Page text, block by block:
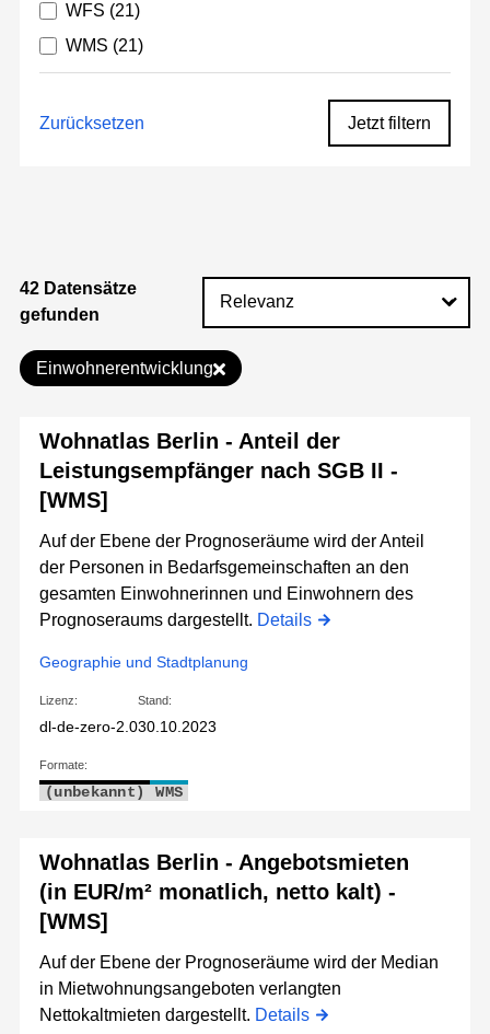
WFS (21)
WMS (21)
Zurücksetzen Jetzt filtern
42 Datensätze
gefunden
Einwohnerentwicklung
Wohnatlas Berlin - Anteil der
Leistungsempfänger nach SGB II -
[WMS]
Auf der Ebene der Prognoseräume wird der Anteil
der Personen in Bedarfsgemeinschaften an den
gesamten Einwohnerinnen und Einwohnern des
Prognoseraums dargestellt. Details
Geographie und Stadtplanung
Lizenz:
dl-de-zero-2.0
Stand:
30.10.2023
Formate:
(unbekannt) WMS
Wohnatlas Berlin - Angebotsmieten
(in EUR/m² monatlich, netto kalt) -
[WMS]
Auf der Ebene der Prognoseräume wird der Median
in Mietwohnungsangeboten verlangten
Nettokaltmieten dargestellt. Details